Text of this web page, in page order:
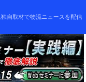
自取材で物流ニュースを配信